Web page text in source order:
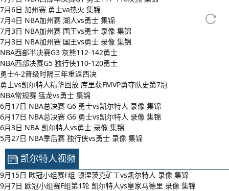
7月6日 加州赛 勇士va热火 集锦
7月4日 NBA加州赛 湖人vs勇士 集锦
7月3日 NBA加州赛 国王vs勇士 录像 集锦
7月3日 NBA加州赛 国王vs勇士 录像 集锦
NBA西部半决赛G3 灰熊112-142勇士
NBA西部决赛G5 独行侠110-120勇士
勇士4-2晋级时隔三年重返西决
勇士vs凯尔特人精华回放 库里获FMVP勇夺队史第7冠
NBA常规赛 猛龙vs勇士 集锦
6月17日 NBA总决赛 G6 勇士vs凯尔特人 录像 集锦
6月17日 NBA总决赛 G6 勇士vs凯尔特人 录像 集锦
6月3日 NBA 凯尔特人vs勇士 录像 集锦
5月27日 NBA季后赛 独行侠vs勇士 录像 集锦
凯尔特人视频
9月15日 欧冠小组赛F组 顿涅茨克矿工vs凯尔特人 录像 集锦
9月7日 欧冠小组赛F组第1轮 凯尔特人vs皇家马德里 录像 集锦